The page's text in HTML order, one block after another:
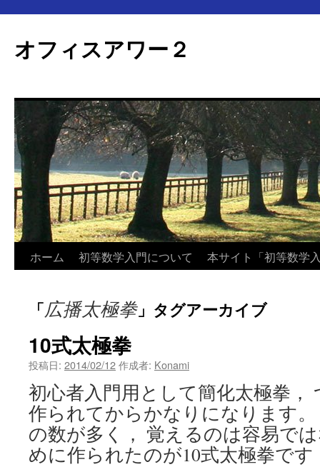
オフィスアワー２
ツ
へ
ス
キ
ホーム 初等数学入門について 本サイト「初等数学
「広播太極拳」タグアーカイブ
10式太極拳
投稿日: 2014/02/12作成者: Konami
初心者入門用として簡化太極拳，
作られてからかなりになります
の数が多く， 覚えるのは容易で
めに作られたのが10式太極拳です